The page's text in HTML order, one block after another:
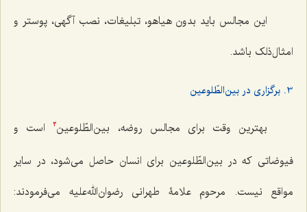
این مجالس باید بدون هیاهو، تبلیغات، نصب آگهی، پوستر و
امثال‌ذلک باشد.
3. برگزاری در بین‌الطّلوعین
بهترین وقت برای مجالس روضه، بین‌الطّلوعین3است و
فیوضاتی که در بین‌الطّلوعین برای انسان حاصل می‌شود، در سایر
مواقع نیست. مرحوم علامۀ طهرانی رضوان‌الله‌علیه می‌فرمودند: